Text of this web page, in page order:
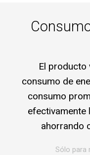
El producto
consumo de
consumo
efectivamente
ahorrando
Sólo para